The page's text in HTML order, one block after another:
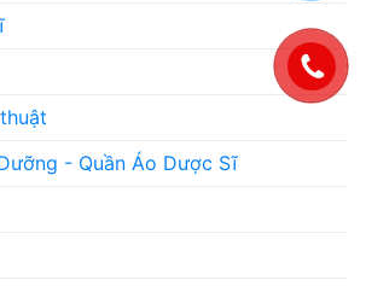
- Quần Áo Dược Sĩ